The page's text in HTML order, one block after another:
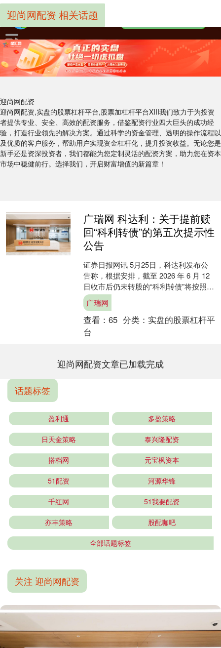
迎尚网配资
迎尚网配资,实盘的股票杠杆平台,股票加杠杆平台XIII‌我们致力于为投资
者提供专业、安全、高效的配资服务，借鉴配资行业四大巨头的成功经
验，打造行业领先的解决方案。通过科学的资金管理、透明的操作流程以
及优质的客户服务，帮助用户实现资金杠杆化，提升投资收益。无论您是
新手还是资深投资者，我们都能为您定制灵活的配资方案，助力您在资本
市场中稳健前行。选择我们，开启财富增值的新篇章！
迎尚网配资 相关话题
广瑞网 科达利：关于提前赎
回“科利转债”的第五次提示性
公告
证券日报网讯 5月25日，科达利发布公
告称，根据安排，截至 2026 年 6 月 12
日收市后仍未转股的“科利转债”将按照
101.405 元/张（含息税）的....
广瑞网
查看： 65 分类： 实盘的股票杠杆平
台
迎尚网配资文章已加载完成
话题标签
盈利通 多盈策略
日天金策略 泰兴隆配资
搭档网 元宝枫资本
51配资 河源华锋
千红网 51我要配资
亦丰策略 股配咖吧
全部话题标签
关注 迎尚网配资